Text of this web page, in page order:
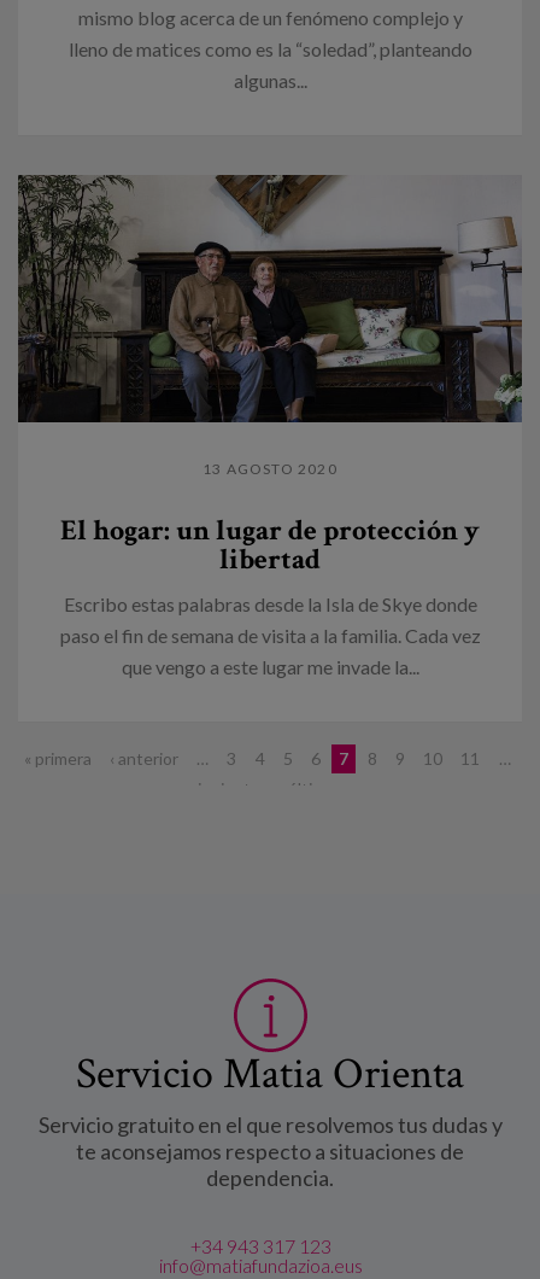
mismo blog acerca de un fenómeno complejo y
lleno de matices como es la “soledad”, planteando
algunas...
13 AGOSTO 2020
El hogar: un lugar de protección y
libertad
Escribo estas palabras desde la Isla de Skye donde
paso el fin de semana de visita a la familia. Cada vez
que vengo a este lugar me invade la...
Páginas
« primera ‹ anterior … 3 4 5 6 7 8 9 10 11
…
siguiente ›
última »
Servicio Matia Orienta
Servicio gratuito en el que resolvemos tus dudas y
te aconsejamos respecto a situaciones de
dependencia.
+34 943 317 123
info@matiafundazioa.eus